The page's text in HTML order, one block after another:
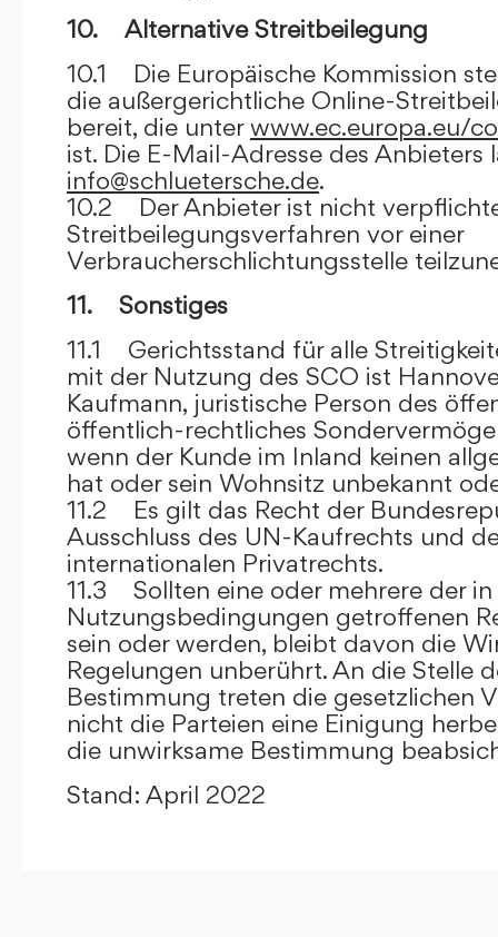
10. Alternative Streitbeilegung
10.1 Die Europäische Kommission
die außergerichtliche Online-
bereit, die unterwww.ec.europa.eu/
ist. Die E-Mail-Adresse des Anbieters
info@schluetersche.de.
10.2 Der Anbieter ist nicht
Streitbeilegungsverfahren vor einer
Verbraucherschlichtungsstelle
11. Sonstiges
11.1 Gerichtsstand für alle
mit der Nutzung des SCO ist
Kaufmann, juristische Person des
öffentlich-rechtliches
wenn der Kunde im Inland keinen
hat oder sein Wohnsitz unbekannt
11.2 Es gilt das Recht der
Ausschluss des UN-Kaufrechts und
internationalen Privatrechts.
11.3 Sollten eine oder mehrere der in
Nutzungsbedingungen getroffenen
sein oder werden, bleibt davon die
Regelungen unberührt. An die Stelle
Bestimmung treten die gesetzlichen
nicht die Parteien eine Einigung
die unwirksame Bestimmung
Stand: April 2022